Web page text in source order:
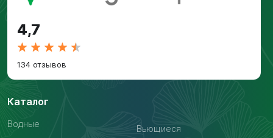
4,7
134 отзывов
Каталог
Водные
Вьющиеся